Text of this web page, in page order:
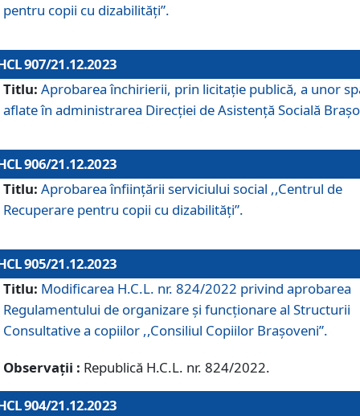
pentru copii cu dizabilități”.
907/21.12.2023
Titlu: Aprobarea închirierii, prin licitație publică, a unor
aflate în administrarea Direcției de Asistență Socială
906/21.12.2023
Titlu: Aprobarea înființării serviciului social ,,Centrul de
Recuperare pentru copii cu dizabilități”.
905/21.12.2023
Titlu: Modificarea H.C.L. nr. 824/2022 privind aprobarea
Regulamentului de organizare şi funcţionare al Structurii
Consultative a copiilor ,,Consiliul Copiilor Braşoveni”.
Observații : Republică H.C.L. nr. 824/2022.
904/21.12.2023